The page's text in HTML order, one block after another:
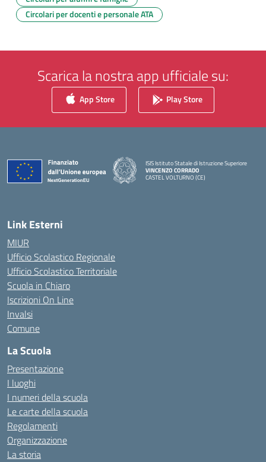
Circolari per docenti e personale ATA
Scarica la nostra app ufficiale su:
App Store Play Store
ISIS Istituto Statale di Istruzione Superiore
VINCENZO CORRADO
CASTEL VOLTURNO (CE)
Link Esterni
MIUR
Ufficio Scolastico Regionale
Ufficio Scolastico Territoriale
Scuola in Chiaro
Iscrizioni On Line
Invalsi
Comune
La Scuola
Presentazione
I luoghi
I numeri della scuola
Le carte della scuola
Regolamenti
Organizzazione
La storia